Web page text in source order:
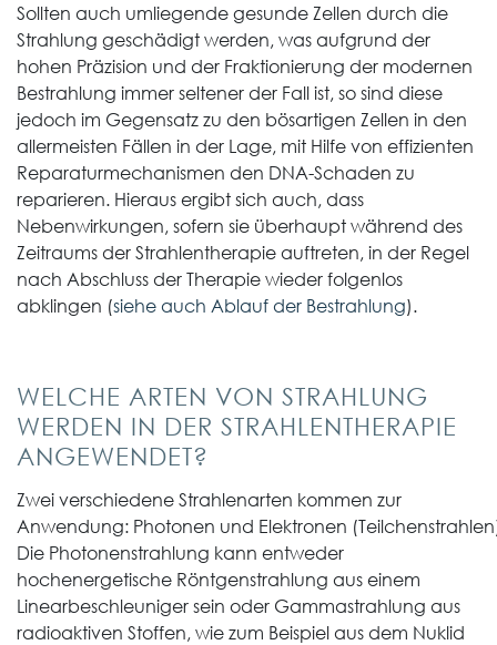
Sollten auch umliegende gesunde Zellen durch die
Strahlung geschädigt werden, was aufgrund der
hohen Präzision und der Fraktionierung der modernen
Bestrahlung immer seltener der Fall ist, so sind diese
jedoch im Gegensatz zu den bösartigen Zellen in den
allermeisten Fällen in der Lage, mit Hilfe von effizienten
Reparaturmechanismen den DNA-Schaden zu
reparieren. Hieraus ergibt sich auch, dass
Nebenwirkungen, sofern sie überhaupt während des
Zeitraums der Strahlentherapie auftreten, in der Regel
nach Abschluss der Therapie wieder folgenlos
abklingen (siehe auch Ablauf der Bestrahlung).
WELCHE ARTEN VON STRAHLUNG
WERDEN IN DER STRAHLENTHERAPIE
ANGEWENDET?
Zwei verschiedene Strahlenarten kommen zur
Anwendung: Photonen und Elektronen
Die Photonenstrahlung kann entweder
hochenergetische Röntgenstrahlung aus einem
Linearbeschleuniger sein oder Gammastrahlung aus
radioaktiven Stoffen, wie zum Beispiel aus dem Nuklid